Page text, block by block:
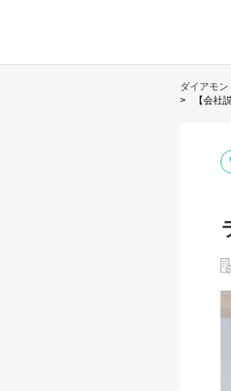
ダイアモ
【会社